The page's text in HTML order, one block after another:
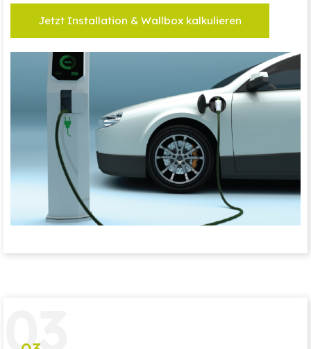
Jetzt Installation & Wallbox kalkulieren
03